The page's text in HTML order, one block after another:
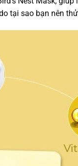
tại sao bạn nên